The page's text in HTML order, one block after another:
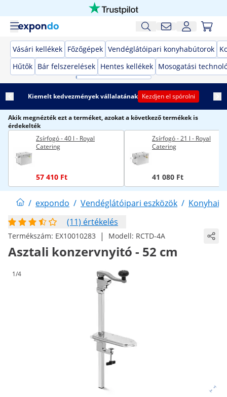
Vásári kellékek Főzőgépek Vendéglátóipari konyhabútorok
Hűtők Bár felszerelések Hentes kellékek Mosogatási
Kiemelt kedvezmények vállalatának Kezdjen el spórolni
Akik megnézték ezt a terméket, azokat a következő termékek is
érdekelték
Zsírfogó - 40 l - Royal
Catering
57 410 Ft
Zsírfogó - 21 l - Royal
Catering
41 080 Ft
/ expondo / Vendéglátóipari eszközök / Konyhai
(11) értékelés
Termékszám: EX10010283 | Modell: RCTD-4A
Asztali konzervnyitó - 52 cm
1/4